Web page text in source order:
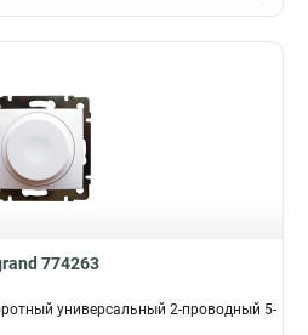
774263
универсальный 2-проводный 5-